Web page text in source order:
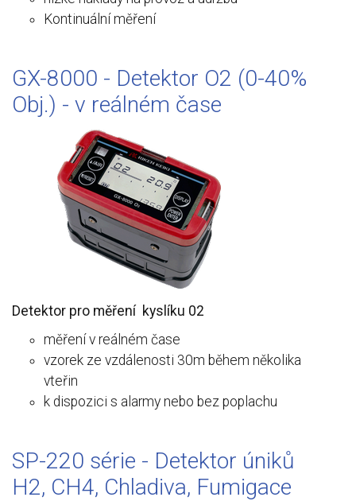
Kontinuální měření
GX-8000 - Detektor O2 (0-40%
Obj.) - v reálném čase
Detektor pro měření kyslíku 02
měření v reálném čase
vzorek ze vzdálenosti 30m během několika
vteřin
k dispozici s alarmy nebo bez poplachu
SP-220 série - Detektor úniků
H2, CH4, Chladiva, Fumigace